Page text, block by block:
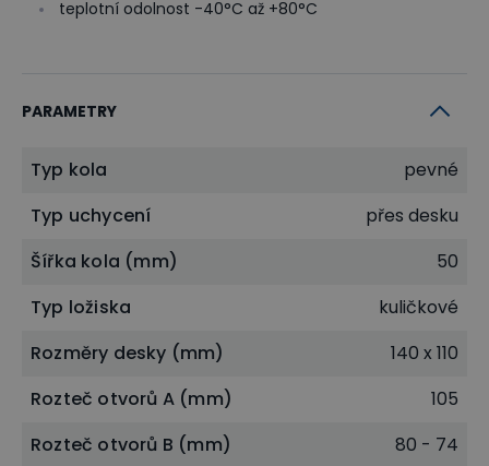
teplotní odolnost -40°C až +80°C
PARAMETRY
Typ kola
pevné
Typ uchycení
přes desku
Šířka kola (mm)
50
Typ ložiska
kuličkové
Rozměry desky (mm)
140 x 110
Rozteč otvorů A (mm)
105
Rozteč otvorů B (mm)
80 - 74